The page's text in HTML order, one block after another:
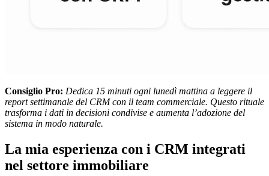
Consiglio Pro: Dedica 15 minuti ogni lunedì mattina a leggere il
report settimanale del CRM con il team commerciale. Questo rituale
trasforma i dati in decisioni condivise e aumenta l’adozione del
sistema in modo naturale.
La mia esperienza con i CRM integrati
nel settore immobiliare